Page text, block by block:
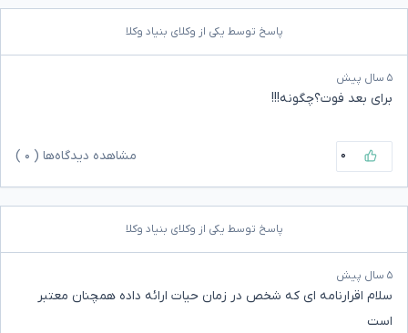
پاسخ توسط یکی از وکلای بنیاد وکلا
۵ سال پیش
برای بعد فوت؟چگونه!!!
۰ مشاهده دیدگاه‌ها ( ۰
پاسخ توسط یکی از وکلای بنیاد وکلا
۵ سال پیش
سلام اقرارنامه ای که شخص در زمان حیات ارائه داده همچنان معتبر
است